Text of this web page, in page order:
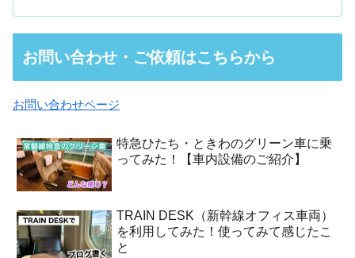
お問い合わせ・ご依頼はこちらから
お問い合わせページ
特急ひたち・ときわのグリーン車に乗
ってみた！【車内設備のご紹介】
TRAIN DESK（新幹線オフィス車両）
を利用してみた！使ってみて感じたこ
と